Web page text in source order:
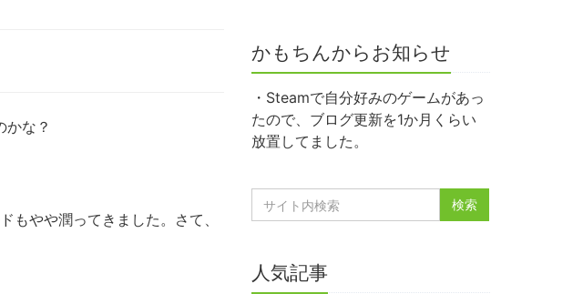
かな？
もやや潤ってきました。さて、
かもちんからお知らせ
・Steamで自分好みのゲームがあっ
たので、ブログ更新を1か月くらい
放置してました。
人気記事